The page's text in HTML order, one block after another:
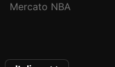
Mercato NBA